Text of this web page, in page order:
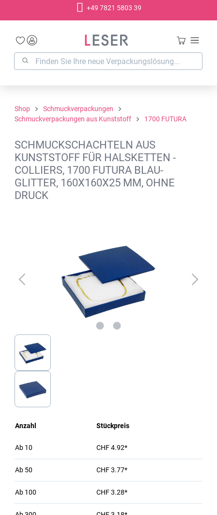
+49 7821 5803 39
Shop
Schmuckverpackungen
Schmuckverpackungen aus Kunststoff
1700 FUTURA
SCHMUCKSCHACHTELN AUS
KUNSTSTOFF FÜR HALSKETTEN -
COLLIERS, 1700 FUTURA BLAU-
GLITTER, 160X160X25 MM, OHNE
DRUCK
Anzahl Stückpreis
Ab 10 CHF 4.92*
Ab 50 CHF 3.77*
Ab 100 CHF 3.28*